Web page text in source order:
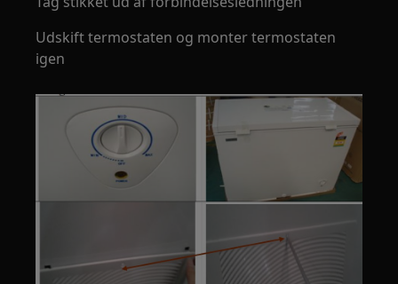
Udskift termostaten og monter termostaten
igen